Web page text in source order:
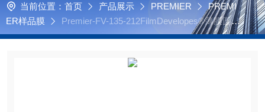
当前位置： 首页 产品展示 PREMIER
PREMI
ER样品膜
Premier-FV-135-212FilmDevelopes®薄膜圆圈
Mylar® 3.5µ